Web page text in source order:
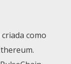
como